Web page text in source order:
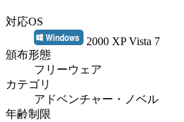
対応OS
2000 XP Vista 7
頒布形態
フリーウェア
カテゴリ
アドベンチャー・ノベル
年齢制限